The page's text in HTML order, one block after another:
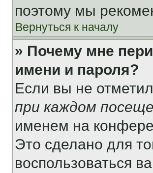
поэтому мы
Вернуться к началу
» Почему мне
имени и пароля?
Если вы не
при каждом
именем на
Это сделано для
воспользоваться